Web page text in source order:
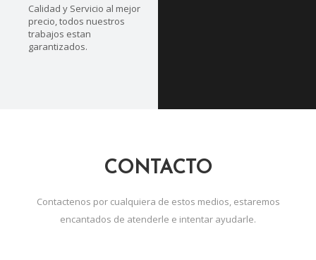
Calidad y Servicio al mejor
precio, todos nuestros
trabajos estan
garantizados.
CONTACTO
Contactenos por cualquiera de estos medios, estaremos
encantados de atenderle e intentar ayudarle.